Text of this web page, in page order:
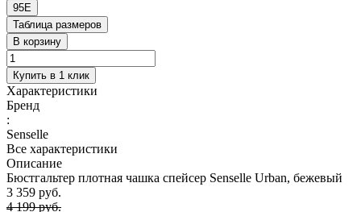
95E
Таблица размеров
В корзину
Купить в 1 клик
Характеристики
Бренд
:
Senselle
Все характеристики
Описание
Бюстгальтер плотная чашка спейсер Senselle Urban, бежевый
3 359 руб.
4 199 руб.